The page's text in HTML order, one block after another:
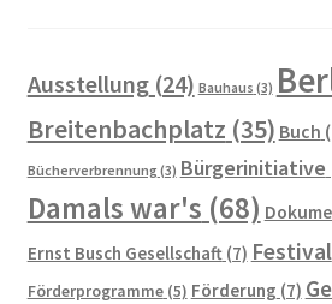
Ausstellung(24) Bauhaus (3)
Breitenbachplatz (35) Buch
Bücherverbrennung (3) Bürgerinitiative
Damals war's (68)
Ernst Busch Gesellschaft(7) Festival
Förderprogramme(5) Förderung (7)